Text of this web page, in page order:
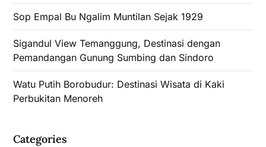
Sop Empal Bu Ngalim Muntilan Sejak 1929
Sigandul View Temanggung, Destinasi dengan
Pemandangan Gunung Sumbing dan Sindoro
Watu Putih Borobudur: Destinasi Wisata di Kaki
Perbukitan Menoreh
Categories